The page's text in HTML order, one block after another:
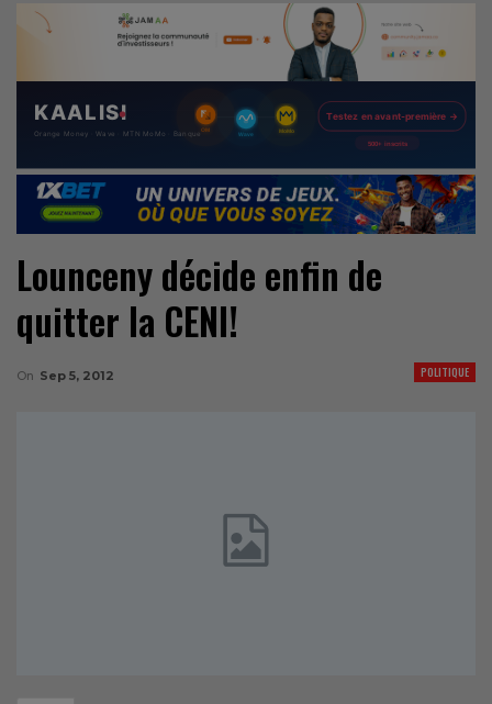
Lounceny décide enfin de
quitter la CENI!
POLITIQUE
On Sep 5, 2012